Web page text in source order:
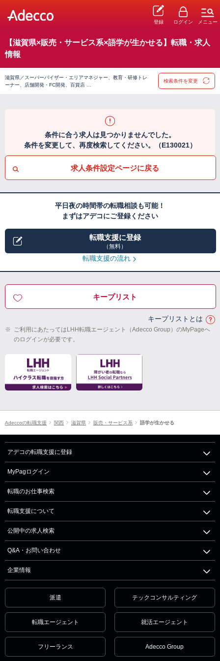
登録 ログイン メニュー
【滋賀県×販売・サービス系×語学が生かせる】転職・求人
情報
滋賀県／スーパーバイザー・エリアマネジャー、教育・研修トレ
ーナー、店舗開発・FC開発、百貨店 …
検索条件を変更
条件に合う求人は見つかりませんでした。
条件を変更して、再度検索してください。（E130021）
求人条件設定ページに戻る
平日夜の時間帯の転職相談も可能！
まずはアデコにご登録ください
転職支援に登録
（無料）
転職支援の流れ
キープリスト
キープリストとは
※ ご利用にあたってはLHH転職エージェント（Adecco Group）のMyPageへ
のログインが必要です。
Adeccoの転職支援 関西 滋賀県 販売・サービス系 語学が生かせる
アデコの転職支援に登録
MyPagログイン
転職のお仕事検索
転職支援について
公開中の求人検索
Q&A・お問い合わせ
企業情報
派遣 テックコンサルティング
転職エージェント 就活エージェント
フリーランス Adecco Group